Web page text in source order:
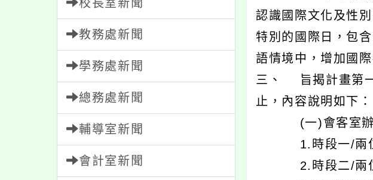
校長室新聞
教務處新聞
學務處新聞
總務處新聞
輔導室新聞
會計室新聞
認識國際文化及性
特別的國際日，包
語情境中，增加國
三、 旨揭計畫第一
止，內容說明如下：
(一)會客室辦理
1.時段一/兩位外
2.時段二/兩位外